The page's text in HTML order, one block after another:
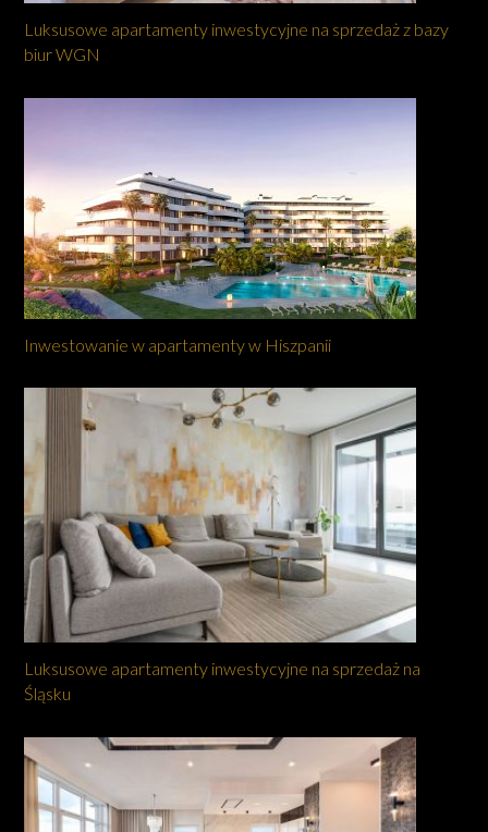
Luksusowe apartamenty inwestycyjne na sprzedaż z bazy
biur WGN
Inwestowanie w apartamenty w Hiszpanii
Luksusowe apartamenty inwestycyjne na sprzedaż na
Śląsku